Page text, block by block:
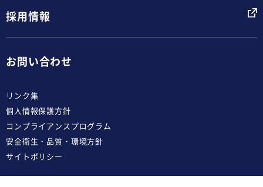
採用情報
お問い合わせ
リンク集
個人情報保護方針
コンプライアンスプログラム
安全衛生・品質・環境方針
サイトポリシー